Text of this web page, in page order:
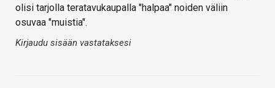
olisi tarjolla teratavukaupalla "halpaa" noiden väliin
osuvaa "muistia".
Kirjaudu sisään vastataksesi